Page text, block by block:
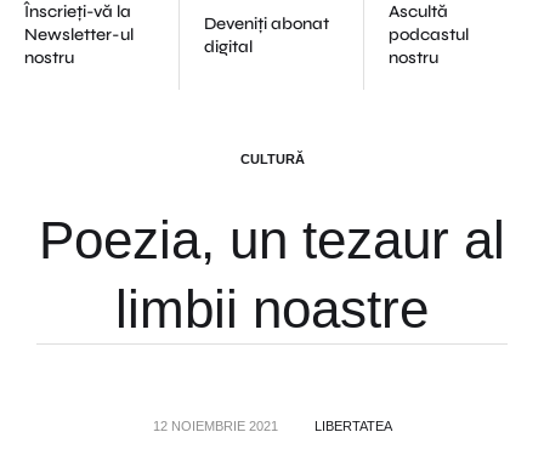
Înscrieți-vă la
Newsletter-ul
nostru
Deveniți abonat
digital
Ascultă
podcastul
nostru
CULTURĂ
Poezia, un tezaur al
limbii noastre
12 NOIEMBRIE 2021 LIBERTATEA